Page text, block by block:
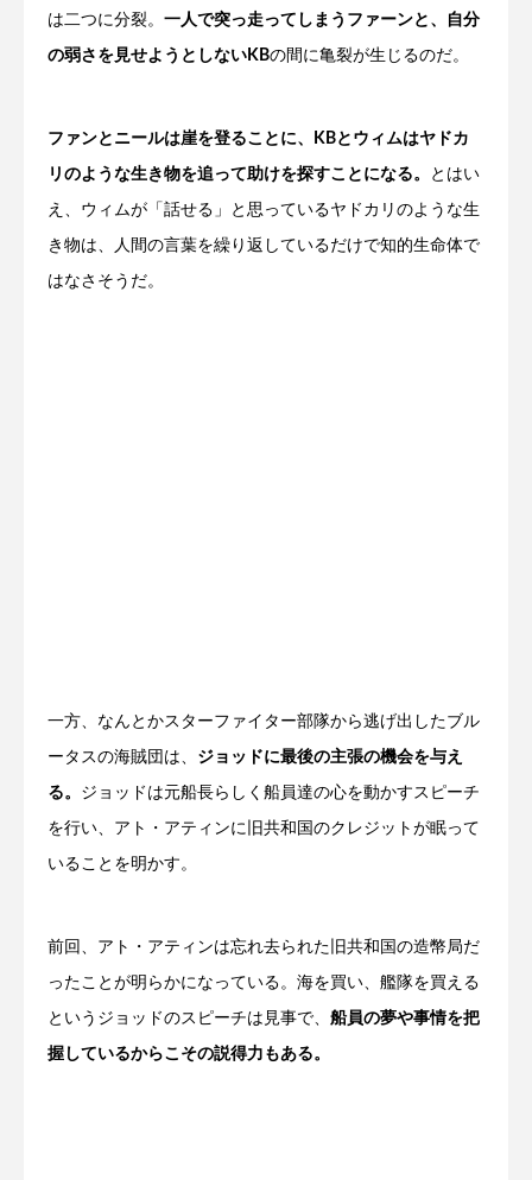
は二つに分裂。 一人で突っ走ってしまうファーンと、自分
の弱さを見せようとしないKBの間に亀裂が生じるのだ。
ファンとニールは崖を登ることに、KBとウィムはヤドカ
リのような生き物を追って助けを探すことになる。 とはい
え、ウィムが「話せる」と思っているヤドカリのような生
き物は、人間の言葉を繰り返しているだけで知的生命体で
はなさそうだ。
一方、なんとかスターファイター部隊から逃げ出したブル
ータスの海賊団は、 ジョッドに最後の主張の機会を与え
る。 ジョッドは元船長らしく船員達の心を動かすスピーチ
を行い、アト・アティンに旧共和国のクレジットが眠って
いることを明かす。
前回、アト・アティンは忘れ去られた旧共和国の造幣局だ
ったことが明らかになっている。海を買い、艦隊を買える
というジョッドのスピーチは見事で、 船員の夢や事情を把
握しているからこその説得力もある。